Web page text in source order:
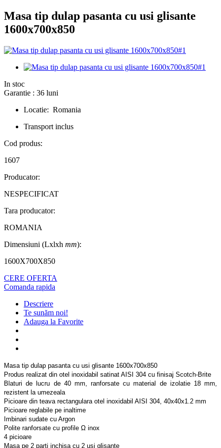
Masa tip dulap pasanta cu usi glisante
1600x700x850
In stoc
Garantie : 36 luni
Locatie: Romania
Transport inclus
Cod produs:
1607
Producator:
NESPECIFICAT
Tara producator:
ROMANIA
Dimensiuni (Lxlxh mm):
1600X700X850
CERE OFERTA
Comanda rapida
Descriere
Te sunăm noi!
Adauga la Favorite
Masa tip dulap pasanta cu usi glisante 1600x700x850
Produs realizat din otel inoxidabil satinat AISI 304 cu finisaj Scotch-Brite
Blaturi de lucru de 40 mm, ranforsate cu material de izolatie 18 mm,
rezistent la umezeala
Picioare din teava rectangulara otel inoxidabil AISI 304, 40x40x1.2 mm
Picioare reglabile pe inaltime
Imbinari sudate cu Argon
Polite ranforsate cu profile Ω inox
4 picioare
Masa pe 2 parti inchisa cu 2 usi glisante